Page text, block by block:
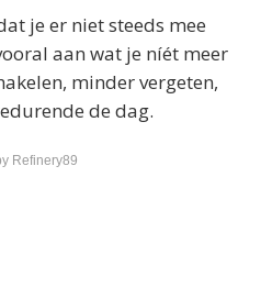
je er niet steeds mee
aan wat je níét meer
minder vergeten,
de dag.
Refinery89